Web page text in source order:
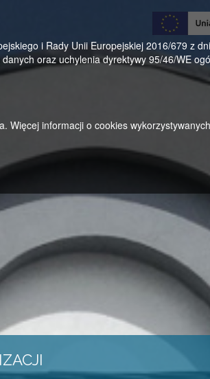
i Rady Unii Europejskiej 2016/679 z
oraz uchylenia dyrektywy 95/46/WE
informacji o cookies